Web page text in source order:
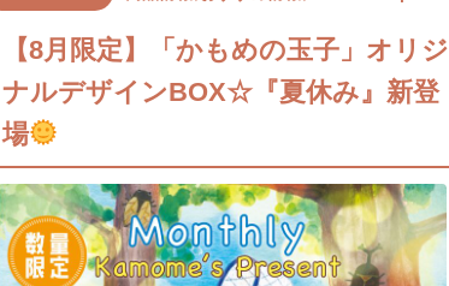
【8月限定】「かもめの玉子」オリジ
ナルデザインBOX☆『夏休み』新登
場